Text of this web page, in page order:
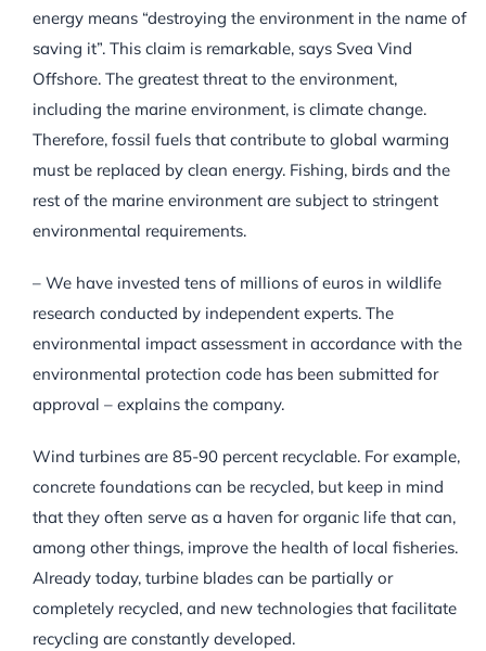
energy means “destroying the environment in the name of
saving it”. This claim is remarkable, says Svea Vind
Offshore. The greatest threat to the environment,
including the marine environment, is climate change.
Therefore, fossil fuels that contribute to global warming
must be replaced by clean energy. Fishing, birds and the
rest of the marine environment are subject to stringent
environmental requirements.
– We have invested tens of millions of euros in wildlife
research conducted by independent experts. The
environmental impact assessment in accordance with the
environmental protection code has been submitted for
approval – explains the company.
Wind turbines are 85-90 percent recyclable. For example,
concrete foundations can be recycled, but keep in mind
that they often serve as a haven for organic life that can,
among other things, improve the health of local fisheries.
Already today, turbine blades can be partially or
completely recycled, and new technologies that facilitate
recycling are constantly developed.